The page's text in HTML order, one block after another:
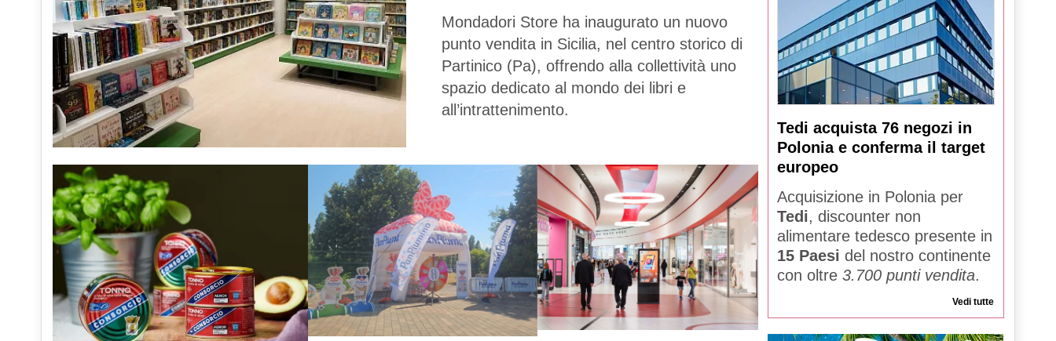
Mondadori Store ha inaugurato un nuovo
punto vendita in Sicilia, nel centro storico di
Partinico (Pa), offrendo alla collettività uno
spazio dedicato al mondo dei libri e
all’intrattenimento.
Tedi acquista 76 negozi in
Polonia e conferma il target
europeo
Acquisizione in Polonia per
Tedi, discounter non
alimentare tedesco presente in
15 Paesi del nostro continente
con oltre 3.700 punti vendita.
Vedi tutte